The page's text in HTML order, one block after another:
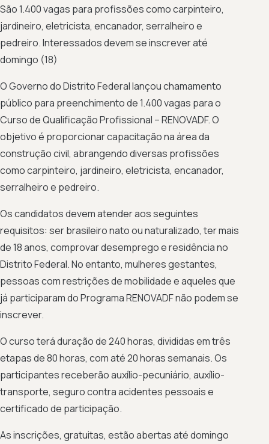
São 1.400 vagas para profissões como carpinteiro,
jardineiro, eletricista, encanador, serralheiro e
pedreiro. Interessados devem se inscrever até
domingo (18)
O Governo do Distrito Federal lançou chamamento
público para preenchimento de 1.400 vagas para o
Curso de Qualificação Profissional – RENOVADF. O
objetivo é proporcionar capacitação na área da
construção civil, abrangendo diversas profissões
como carpinteiro, jardineiro, eletricista, encanador,
serralheiro e pedreiro.
Os candidatos devem atender aos seguintes
requisitos: ser brasileiro nato ou naturalizado, ter mais
de 18 anos, comprovar desemprego e residência no
Distrito Federal. No entanto, mulheres gestantes,
pessoas com restrições de mobilidade e aqueles que
já participaram do Programa RENOVADF não podem se
inscrever.
O curso terá duração de 240 horas, divididas em três
etapas de 80 horas, com até 20 horas semanais. Os
participantes receberão auxílio-pecuniário, auxílio-
transporte, seguro contra acidentes pessoais e
certificado de participação.
As inscrições, gratuitas, estão abertas até domingo